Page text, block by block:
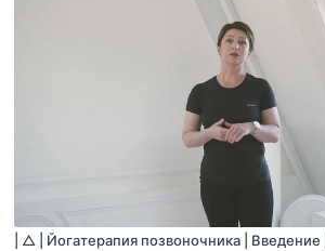
| △ | Йогатерапия позвоночника |